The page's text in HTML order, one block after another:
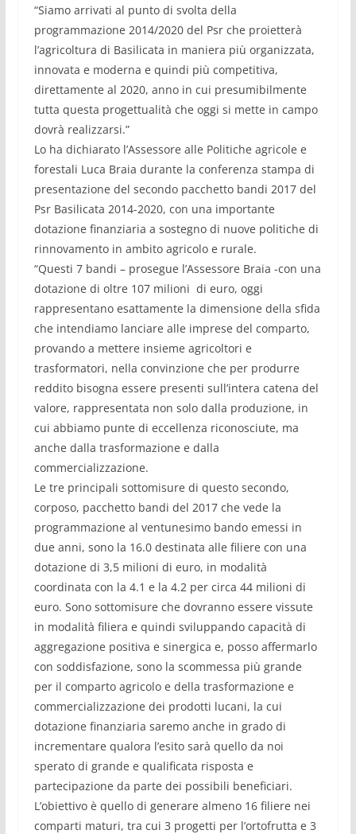
“Siamo arrivati al punto di svolta della
programmazione 2014/2020 del Psr che proietterà
l’agricoltura di Basilicata in maniera più organizzata,
innovata e moderna e quindi più competitiva,
direttamente al 2020, anno in cui presumibilmente
tutta questa progettualità che oggi si mette in campo
dovrà realizzarsi.”
Lo ha dichiarato l’Assessore alle Politiche agricole e
forestali Luca Braia durante la conferenza stampa di
presentazione del secondo pacchetto bandi 2017 del
Psr Basilicata 2014-2020, con una importante
dotazione finanziaria a sostegno di nuove politiche di
rinnovamento in ambito agricolo e rurale.
“Questi 7 bandi – prosegue l’Assessore Braia -con una
dotazione di oltre 107 milioni di euro, oggi
rappresentano esattamente la dimensione della sfida
che intendiamo lanciare alle imprese del comparto,
provando a mettere insieme agricoltori e
trasformatori, nella convinzione che per produrre
reddito bisogna essere presenti sull’intera catena del
valore, rappresentata non solo dalla produzione, in
cui abbiamo punte di eccellenza riconosciute, ma
anche dalla trasformazione e dalla
commercializzazione.
Le tre principali sottomisure di questo secondo,
corposo, pacchetto bandi del 2017 che vede la
programmazione al ventunesimo bando emessi in
due anni, sono la 16.0 destinata alle filiere con una
dotazione di 3,5 milioni di euro, in modalità
coordinata con la 4.1 e la 4.2 per circa 44 milioni di
euro. Sono sottomisure che dovranno essere vissute
in modalità filiera e quindi sviluppando capacità di
aggregazione positiva e sinergica e, posso affermarlo
con soddisfazione, sono la scommessa più grande
per il comparto agricolo e della trasformazione e
commercializzazione dei prodotti lucani, la cui
dotazione finanziaria saremo anche in grado di
incrementare qualora l’esito sarà quello da noi
sperato di grande e qualificata risposta e
partecipazione da parte dei possibili beneficiari.
L’obiettivo è quello di generare almeno 16 filiere nei
comparti maturi, tra cui 3 progetti per l’ortofrutta e 3